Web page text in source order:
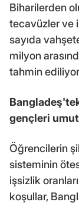
Biharilerden
tecavüzler ve
sayıda
milyon
tahmin
gençleri
Öğrencilerin
sisteminin
işsizlik
koşullar,